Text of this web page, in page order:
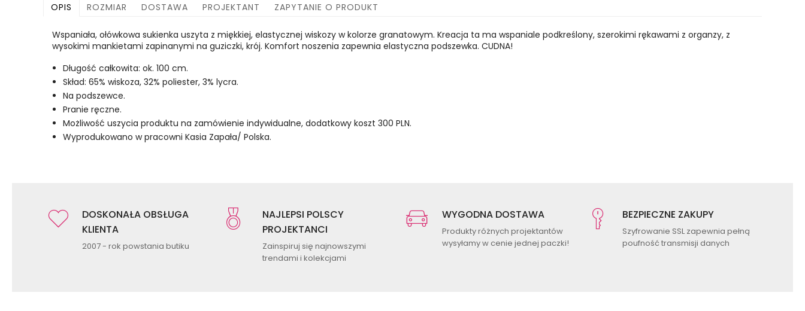
OPIS ROZMIAR DOSTAWA PROJEKTANT ZAPYTANIE O PRODUKT
Wspaniała, ołówkowa sukienka uszyta z miękkiej, elastycznej wiskozy w kolorze granatowym. Kreacja ta ma wspaniale podkreślony, szerokimi rękawami z organzy, z
wysokimi mankietami zapinanymi na guziczki, krój. Komfort noszenia zapewnia elastyczna podszewka. CUDNA!
Długość całkowita: ok. 100 cm.
Skład: 65% wiskoza, 32% poliester, 3% lycra.
Na podszewce.
Pranie ręczne.
Możliwość uszycia produktu na zamówienie indywidualne, dodatkowy koszt 300 PLN.
Wyprodukowano w pracowni Kasia Zapała/ Polska.
DOSKONAŁA OBSŁUGA
KLIENTA
2007 - rok powstania butiku
NAJLEPSI POLSCY
PROJEKTANCI
Zainspiruj się najnowszymi
trendami i kolekcjami
WYGODNA DOSTAWA
Produkty różnych projektantów
wysyłamy w cenie jednej paczki!
BEZPIECZNE ZAKUPY
Szyfrowanie SSL zapewnia pełną
poufność transmisji danych